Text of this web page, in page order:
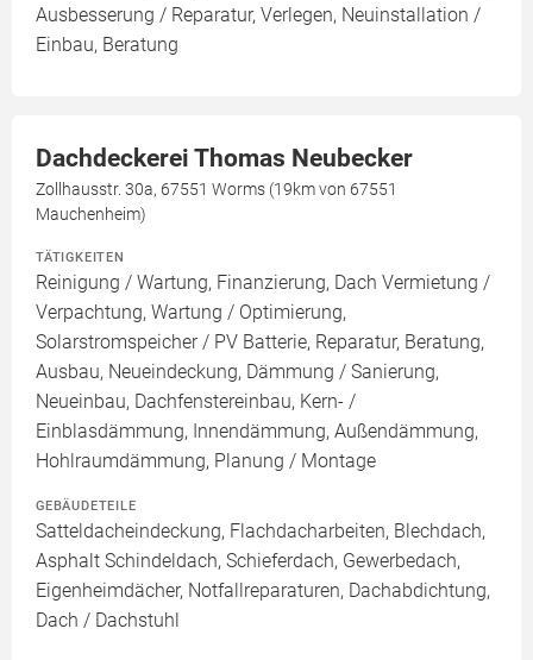
Ausbesserung / Reparatur, Verlegen, Neuinstallation /
Einbau, Beratung
Dachdeckerei Thomas Neubecker
Zollhausstr. 30a, 67551 Worms (19km von 67551
Mauchenheim)
TÄTIGKEITEN
Reinigung / Wartung, Finanzierung, Dach Vermietung /
Verpachtung, Wartung / Optimierung,
Solarstromspeicher / PV Batterie, Reparatur, Beratung,
Ausbau, Neueindeckung, Dämmung / Sanierung,
Neueinbau, Dachfenstereinbau, Kern- /
Einblasdämmung, Innendämmung, Außendämmung,
Hohlraumdämmung, Planung / Montage
GEBÄUDETEILE
Satteldacheindeckung, Flachdacharbeiten, Blechdach,
Asphalt Schindeldach, Schieferdach, Gewerbedach,
Eigenheimdächer, Notfallreparaturen, Dachabdichtung,
Dach / Dachstuhl